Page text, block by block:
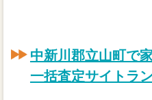
中新川郡立山町で
一括査定サイトラ